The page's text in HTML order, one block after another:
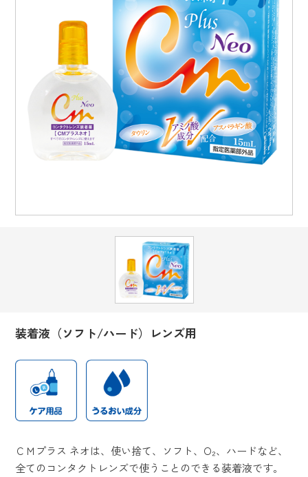
装着液（ソフト/ハード）レンズ用
ＣＭプラス ネオは、使い捨て、ソフト、O₂、ハードなど、
全てのコンタクトレンズで使うことのできる装着液です。